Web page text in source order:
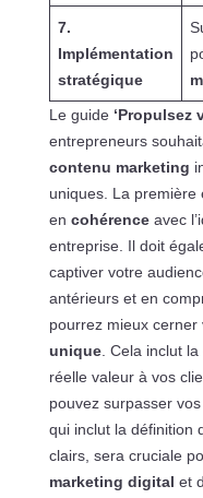
7.
Implémentation
stratégique
Le guide ‘Propulsez
entrepreneurs
contenu marketing
uniques. La première
en cohérenceavec
entreprise. Il doit
captiver votre
antérieurs et en
pourrez mieux cerner
unique. Cela inclut
réelle valeur à vos
pouvez surpasser
qui inclut la définition
clairs, sera cruciale
marketing digital et